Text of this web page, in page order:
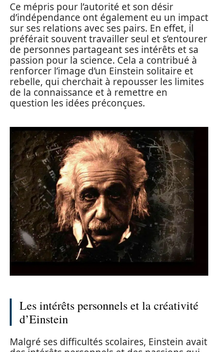
Ce mépris pour l’autorité et son désir
d’indépendance ont également eu un impact
sur ses relations avec ses pairs. En effet, il
préférait souvent travailler seul et s’entourer
de personnes partageant ses intérêts et sa
passion pour la science. Cela a contribué à
renforcer l’image d’un Einstein solitaire et
rebelle, qui cherchait à repousser les limites
de la connaissance et à remettre en
question les idées préconçues.
Les intérêts personnels et la créativité
d’Einstein
Malgré ses difficultés scolaires, Einstein avait